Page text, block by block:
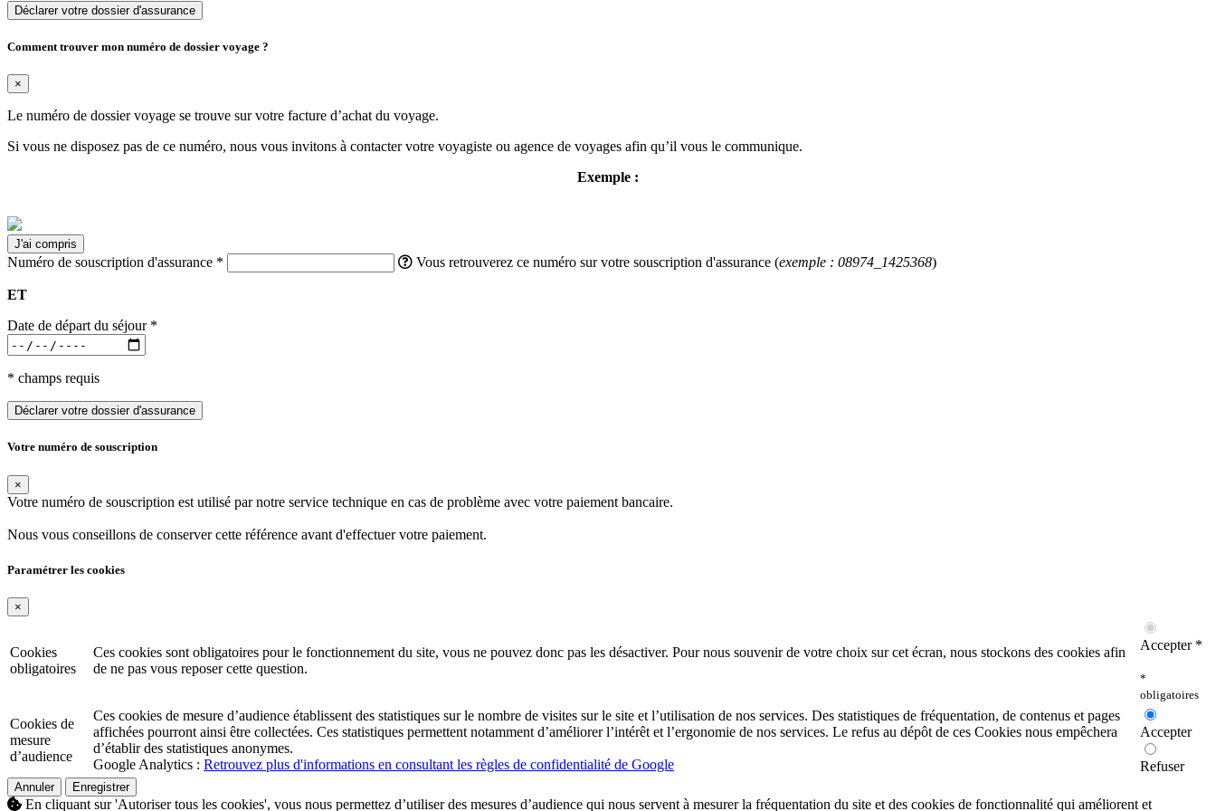
Déclarer votre dossier d'assurance
Comment trouver mon numéro de dossier voyage ?
×
Le numéro de dossier voyage se trouve sur votre facture d’achat du voyage.
Si vous ne disposez pas de ce numéro, nous vous invitons à contacter votre voyagiste ou agence de voyages afin qu’il vous le communique.
Exemple :
J'ai compris
Numéro de souscription d'assurance * Vous retrouverez ce numéro sur votre souscription d'assurance (exemple : 08974_1425368)
ET
Date de départ du séjour *
* champs requis
Déclarer votre dossier d'assurance
Votre numéro de souscription
×
Votre numéro de souscription est utilisé par notre service technique en cas de problème avec votre paiement bancaire.
Nous vous conseillons de conserver cette référence avant d'effectuer votre paiement.
Paramétrer les cookies
×
Cookies
obligatoires
Ces cookies sont obligatoires pour le fonctionnement du site, vous ne pouvez donc pas les désactiver. Pour nous souvenir de votre choix sur cet écran, nous stockons des cookies afin
de ne pas vous reposer cette question.
Accepter *
*
obligatoires
Cookies de
mesure
d’audience
Ces cookies de mesure d’audience établissent des statistiques sur le nombre de visites sur le site et l’utilisation de nos services. Des statistiques de fréquentation, de contenus et pages
affichées pourront ainsi être collectées. Ces statistiques permettent notamment d’améliorer l’intérêt et l’ergonomie de nos services. Le refus au dépôt de ces Cookies nous empêchera
d’établir des statistiques anonymes.
Google Analytics : Retrouvez plus d'informations en consultant les règles de confidentialité de Google
Accepter
Refuser
Annuler Enregistrer
En cliquant sur 'Autoriser tous les cookies', vous nous permettez d’utiliser des mesures d’audience qui nous servent à mesurer la fréquentation du site et des cookies de fonctionnalité qui améliorent et